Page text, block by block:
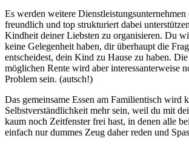
Es werden weitere Dienstleistungsunternehmen
freundlich und top strukturiert dabei
Kindheit deiner Liebsten zu organisieren. Du
keine Gelegenheit haben, dir überhaupt die
entscheidest, dein Kind zu Hause zu haben.
möglichen Rente wird aber interessanterweise
Problem sein. (autsch!)
Das gemeinsame Essen am Familientisch wird
Selbstverständlichkeit mehr sein, weil du mit
kaum noch Zeitfenster frei hast, in denen alle
einfach nur dummes Zeug daher reden und